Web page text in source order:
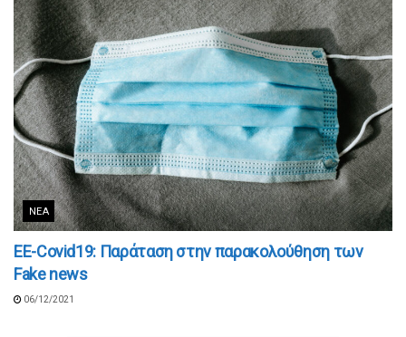
ΝΈΑ
ΕΕ-Covid19: Παράταση στην παρακολούθηση των
Fake news
06/12/2021